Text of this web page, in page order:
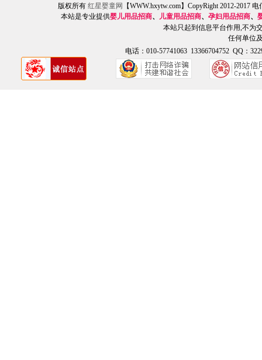
版权所有 红星婴童网
【WWW.hxytw.com】CopyRight 2012-2017
本站是专业提供婴儿用品招商、 儿童用品招商、 孕妇用品招商、
本站只起到信息平台作用,不为
任何单位
电话：010-57741063 13366704752 QQ：